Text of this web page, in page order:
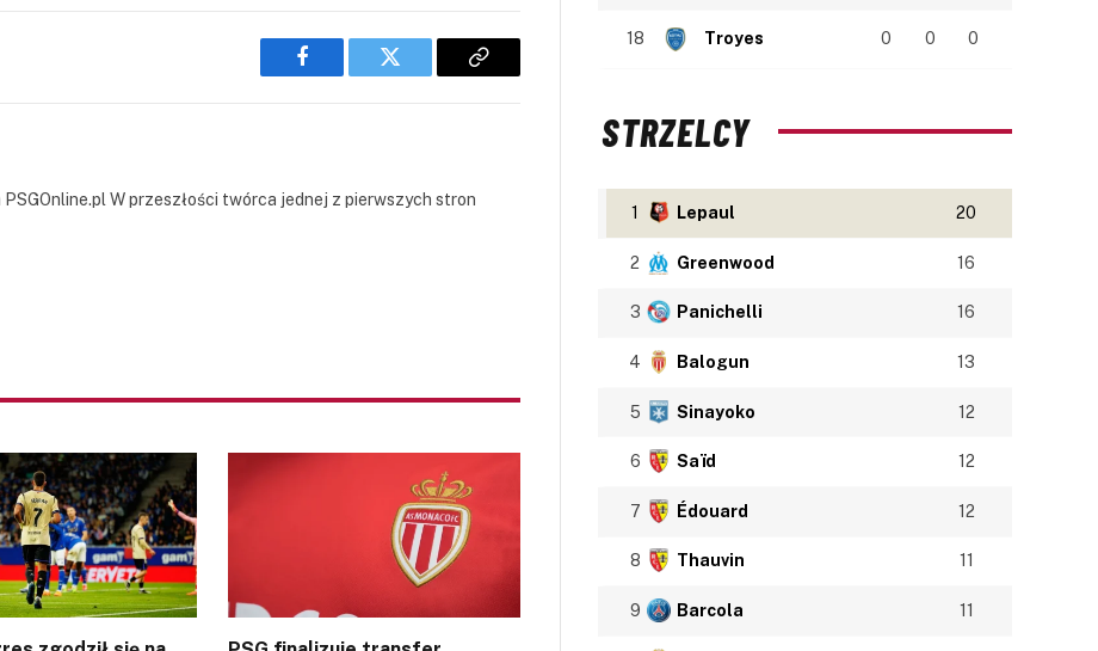
Facebook Twitter
Copy
W przeszłości twórca jednej z pierwszych stron
18 Troyes 0 0 0
STRZELCY
1 Lepaul 20
2 Greenwood 16
3 Panichelli 16
4 Balogun 13
5 Sinayoko 12
6 Saïd 12
7 Édouard 12
8 Thauvin 11
9 Barcola 11